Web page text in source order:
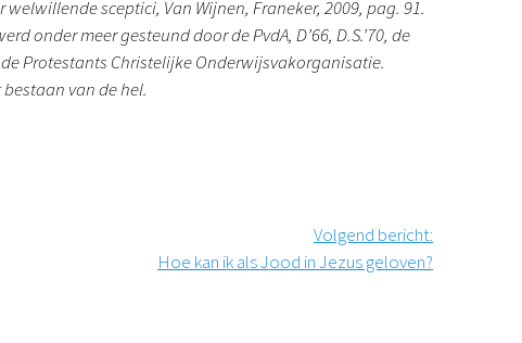
sceptici, Van Wijnen, Franeker, 2009, pag. 91.
onder meer gesteund door de PvdA, D’66, D.S.’70, de
Protestants Christelijke Onderwijsvakorganisatie.
van de hel.
Volgend bericht:
Hoe kan ik als Jood in Jezus geloven?